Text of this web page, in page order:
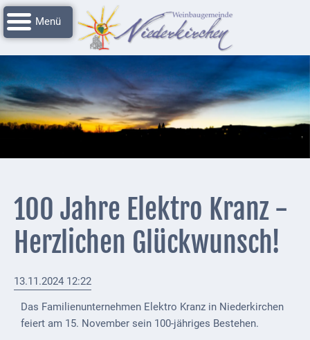
Navigation
überspringen
Startseite
Grussworte
Rathaus
Unser
Niederkirchen
Impressionen
Nachrichtenarchiv
Verbandsgemeinde
Deidesheim
Polizei +
Feuerwehrmeldungen
Externe
100 Jahre Elektro Kranz -
Herzlichen Glückwunsch!
13.11.2024 12:22
Das Familienunternehmen Elektro Kranz in Niederkirchen
feiert am 15. November sein 100-jähriges Bestehen.